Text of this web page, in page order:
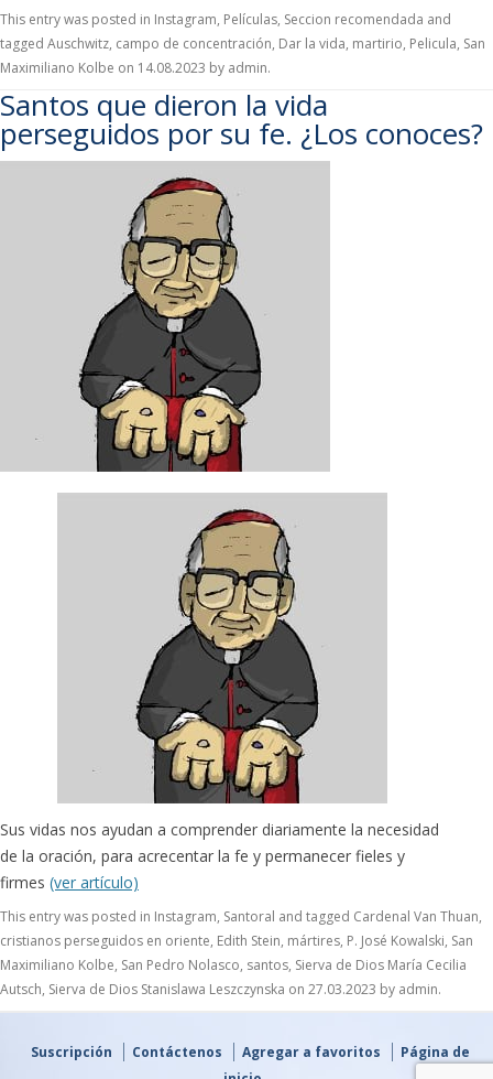
This entry was posted in Instagram, Películas, Seccion recomendada and
tagged Auschwitz, campo de concentración, Dar la vida, martirio, Pelicula, San
Maximiliano Kolbe on 14.08.2023 by admin.
Santos que dieron la vida
perseguidos por su fe. ¿Los conoces?
Sus vidas nos ayudan a comprender diariamente la necesidad
de la oración, para acrecentar la fe y permanecer fieles y
firmes (ver artículo)
This entry was posted in Instagram, Santoral and tagged Cardenal Van Thuan,
cristianos perseguidos en oriente, Edith Stein, mártires, P. José Kowalski, San
Maximiliano Kolbe, San Pedro Nolasco, santos, Sierva de Dios María Cecilia
Autsch, Sierva de Dios Stanislawa Leszczynska on 27.03.2023 by admin.
Suscripción Contáctenos Agregar a favoritos
Página de